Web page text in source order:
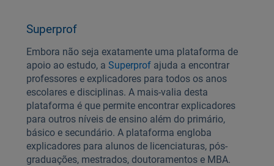
Superprof
Embora não seja exatamente uma plataforma de
apoio ao estudo, a Superprofajuda a encontrar
professores e explicadores para todos os anos
escolares e disciplinas. A mais-valia desta
plataforma é que permite encontrar explicadores
para outros níveis de ensino além do primário,
básico e secundário. A plataforma engloba
explicadores para alunos de licenciaturas, pós-
graduações, mestrados, doutoramentos e MBA.